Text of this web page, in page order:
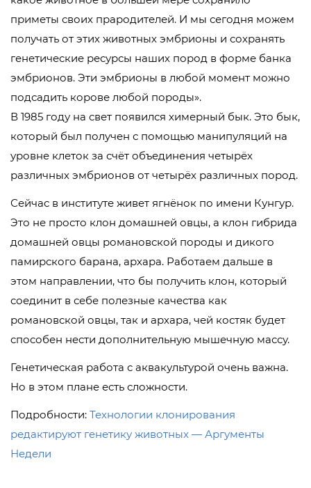
приметы своих прародителей. И мы сегодня можем
получать от этих животных эмбрионы и сохранять
генетические ресурсы наших пород в форме банка
эмбрионов. Эти эмбрионы в любой момент можно
подсадить корове любой породы».
В 1985 году на свет появился химерный бык. Это бык,
который был получен с помощью манипуляций на
уровне клеток за счёт объединения четырёх
различных эмбрионов от четырёх различных пород.
Сейчас в институте живет ягнёнок по имени Кунгур.
Это не просто клон домашней овцы, а клон гибрида
домашней овцы романовской породы и дикого
памирского барана, архара. Работаем дальше в
этом направлении, что бы получить клон, который
соединит в себе полезные качества как
романовской овцы, так и архара, чей костяк будет
способен нести дополнительную мышечную массу.
Генетическая работа с аквакультурой очень важна.
Но в этом плане есть сложности.
Подробности: Технологии клонирования
редактируют генетику животных — Аргументы
Недели